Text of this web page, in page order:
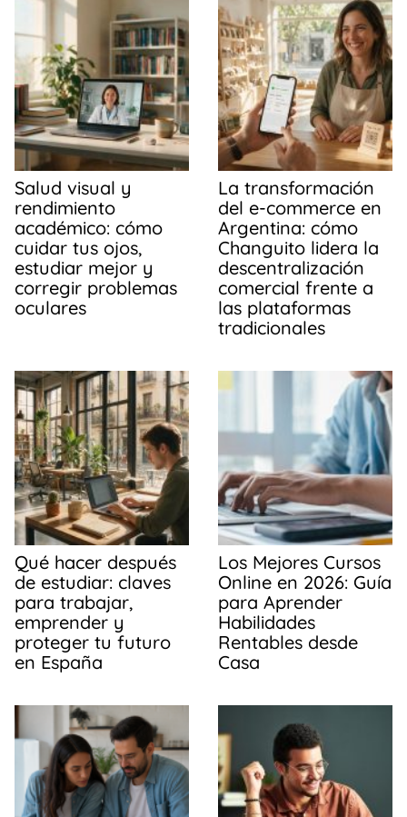
o
o
k
p
ar
tir
Salud visual y
rendimiento
académico: cómo
cuidar tus ojos,
estudiar mejor y
corregir problemas
oculares
La transformación
del e-commerce en
Argentina: cómo
Changuito lidera la
descentralización
comercial frente a
las plataformas
tradicionales
Qué hacer después
de estudiar: claves
para trabajar,
emprender y
proteger tu futuro
en España
Los Mejores Cursos
Online en 2026: Guía
para Aprender
Habilidades
Rentables desde
Casa